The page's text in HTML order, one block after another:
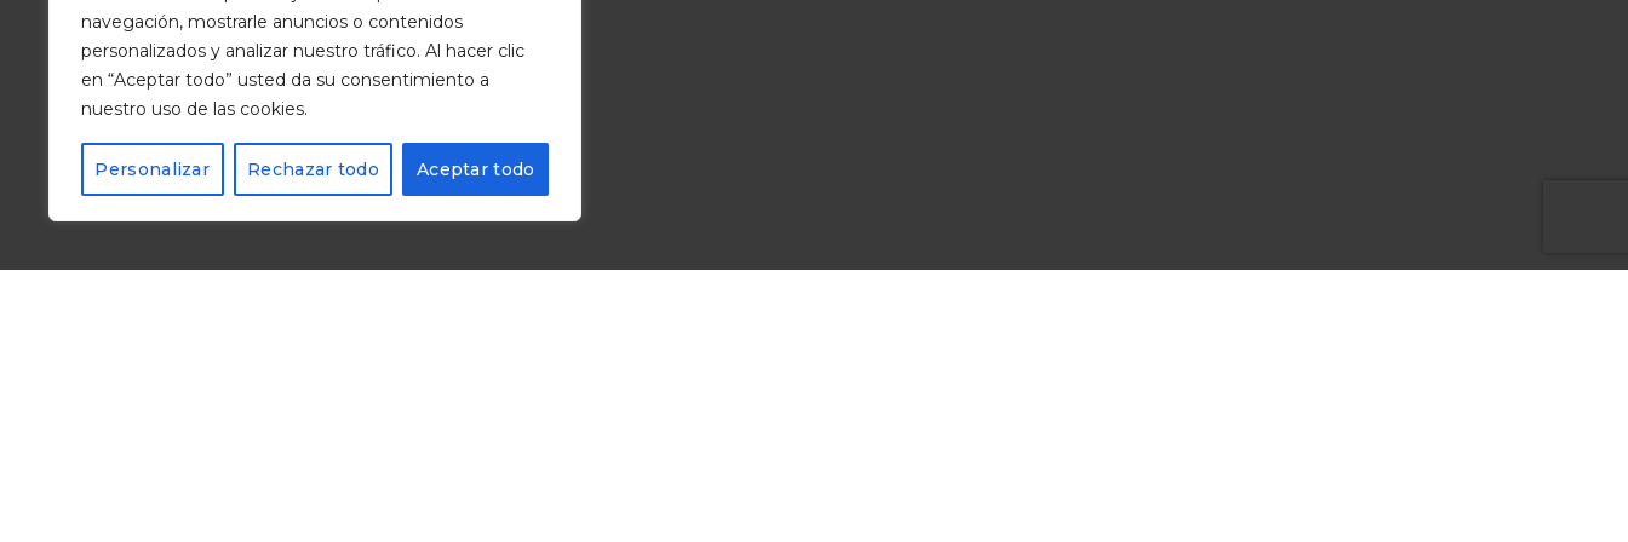
navegación, mostrarle anuncios o contenidos
personalizados y analizar nuestro tráfico. Al hacer clic
en “Aceptar todo” usted da su consentimiento a
nuestro uso de las cookies.
Personalizar Rechazar todo Aceptar todo